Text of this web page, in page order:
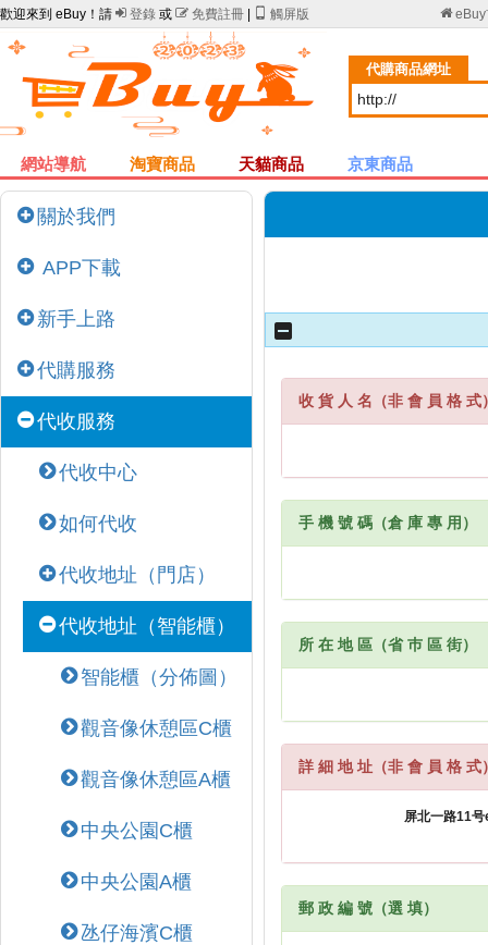
歡迎來到 eBuy！請  登錄 或  免費註冊 觸屏版 eBuy
代購商品網址
網站導航 淘寶商品 天貓商品 京東商品
關於我們
APP下載
新手上路
代購服務
代收服務
代收中心
如何代收
代收地址（門店）
代收地址（智能櫃）
智能櫃（分佈圖）
觀音像休憩區C櫃
觀音像休憩區A櫃
中央公園C櫃
中央公園A櫃
氹仔海濱C櫃
收 貨 人 名（非 會 員 格 式
手 機 號 碼（倉 庫 專 用）
所 在 地 區（省 巿 區 街）
詳 細 地 址（非 會 員 格 式
郵 政 編 號（選 填）